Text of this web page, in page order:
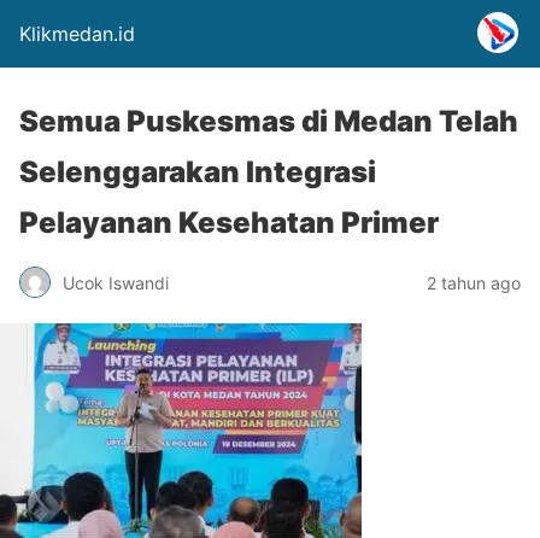
Klikmedan.id
Semua Puskesmas di Medan Telah
Selenggarakan Integrasi
Pelayanan Kesehatan Primer
Ucok Iswandi 2 tahun ago